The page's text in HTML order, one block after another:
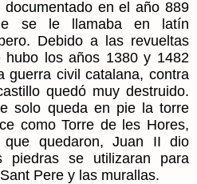
en el año 889
se le llamaba en latín
Debido a las revueltas
hubo los años 1380 y 1482
guerra civil catalana, contra
quedó muy destruido.
solo queda en pie la torre
como Torre de les Hores,
quedaron, Juan II dio
piedras se utilizaran para
Pere y las murallas.